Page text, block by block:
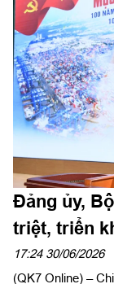
Đảng ủy,
triệt, triển
06-NQ/TW
17:24 30/06/2026
(QK7 Online) –